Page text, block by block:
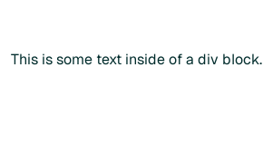
This is some text inside of a div block.